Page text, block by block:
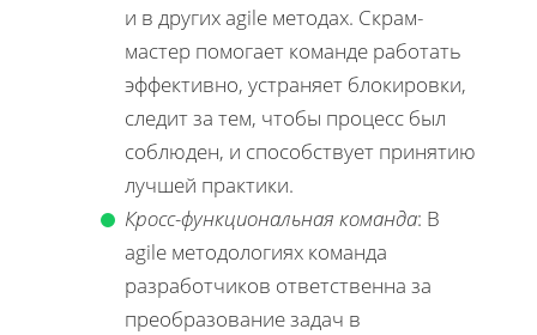
и в других agile методах. Скрам-
мастер помогает команде работать
эффективно, устраняет блокировки,
следит за тем, чтобы процесс был
соблюден, и способствует принятию
лучшей практики.
Кросс-функциональная команда: В
agile методологиях команда
разработчиков ответственна за
преобразование задач в